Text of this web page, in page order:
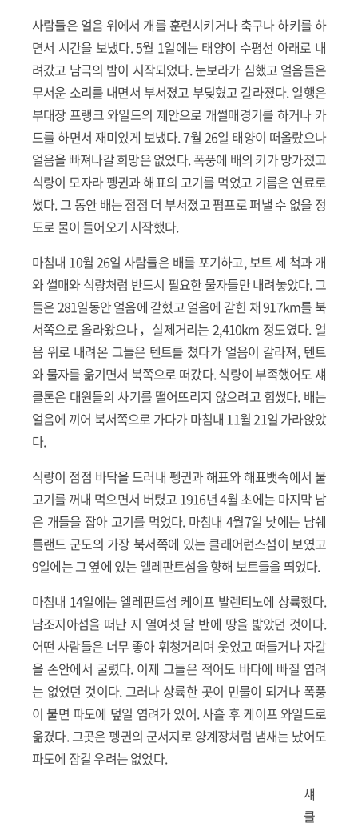
사람들은 얼음 위에서 개를 훈련시키거나 축구나 하키를 하
면서 시간을 보냈다. 5월 1일에는 태양이 수평선 아래로 내
려갔고 남극의 밤이 시작되었다. 눈보라가 심했고 얼음들은
무서운 소리를 내면서 부서졌고 부딪혔고 갈라졌다. 일행은
부대장 프랭크 와일드의 제안으로 개썰매경기를 하거나 카
드를 하면서 재미있게 보냈다. 7월 26일 태양이 떠올랐으나
얼음을 빠져나갈 희망은 없었다. 폭풍에 배의 키가 망가졌고
식량이 모자라 펭귄과 해표의 고기를 먹었고 기름은 연료로
썼다. 그 동안 배는 점점 더 부서졌고 펌프로 퍼낼 수 없을 정
도로 물이 들어오기 시작했다.
마침내 10월 26일 사람들은 배를 포기하고, 보트 세 척과 개
와 썰매와 식량처럼 반드시 필요한 물자들만 내려놓았다. 그
들은 281일동안 얼음에 갇혔고 얼음에 갇힌 채 917km를 북
서쪽으로 올라왔으나，실제거리는 2,410km 정도였다. 얼
음 위로 내려온 그들은 텐트를 쳤다가 얼음이 갈라져, 텐트
와 물자를 옮기면서 북쪽으로 떠갔다. 식량이 부족했어도 섀
클톤은 대원들의 사기를 떨어뜨리지 않으려고 힘썼다. 배는
얼음에 끼어 북서쪽으로 가다가 마침내 11월 21일 가라앉았
다.
식량이 점점 바닥을 드러내 펭귄과 해표와 해표뱃속에서 물
고기를 꺼내 먹으면서 버텼고 1916년 4월 초에는 마지막 남
은 개들을 잡아 고기를 먹었다. 마침내 4월7일 낮에는 남쉐
틀랜드 군도의 가장 북서쪽에 있는 클래어런스섬이 보였고
9일에는 그 옆에 있는 엘레판트섬을 향해 보트들을 띄었다.
마침내 14일에는 엘레판트섬 케이프 발렌티노에 상륙했다.
남조지아섬을 떠난 지 열여섯 달 반에 땅을 밟았던 것이다.
어떤 사람들은 너무 좋아 휘청거리며 웃었고 떠들거나 자갈
을 손안에서 굴렸다. 이제 그들은 적어도 바다에 빠질 염려
는 없었던 것이다. 그러나 상륙한 곳이 민물이 되거나 폭풍
이 불면 파도에 덮일 염려가 있어. 사흘 후 케이프 와일드로
옮겼다. 그곳은 펭귄의 군서지로 양계장처럼 냄새는 났어도
파도에 잠길 우려는 없었다.
섀
클